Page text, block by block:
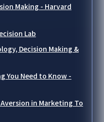
Making - Harvard
Lab
Decision Making &
You Need to Know -
in Marketing To